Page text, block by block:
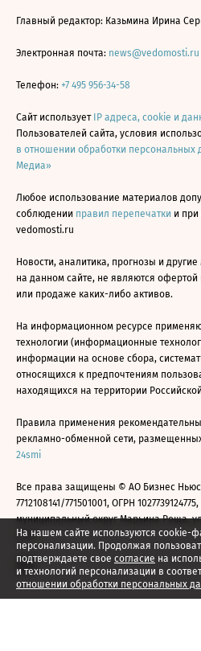
На нашем сайте используются cookie-
персонализации. Продолжая
подтверждаете свое согласие на
и технологий персонализации в
отношении обработки персональных
Главный редактор: Казьмина Ирина
Электронная почта: news@vedomosti.ru
Телефон: +7 495 956-34-58
Сайт использует IP адреса, cookie и
Пользователей сайта, условия
в отношении обработки персональных
Медиа»
Любое использование материалов
соблюдении правил перепечатки и при
vedomosti.ru
Новости, аналитика, прогнозы и
на данном сайте, не являются
или продаже каких-либо активов.
На информационном ресурсе
технологии (информационные
информации на основе сбора,
относящихся к предпочтениям
находящихся на территории
Правила применения
рекламно-обменной сети,
24smi
Все права защищены © АО Бизнес
7712108141/771501001, ОГРН
муниципальный округ Марьина Роща,
2026